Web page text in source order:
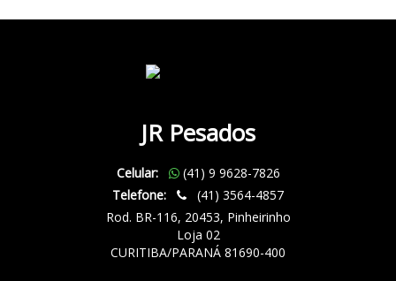
JR Pesados
Celular:
(41) 9 9628-7826
Telefone:
(41) 3564-4857
Rod. BR-116, 20453, Pinheirinho
Loja 02
CURITIBA/PARANÁ 81690-400